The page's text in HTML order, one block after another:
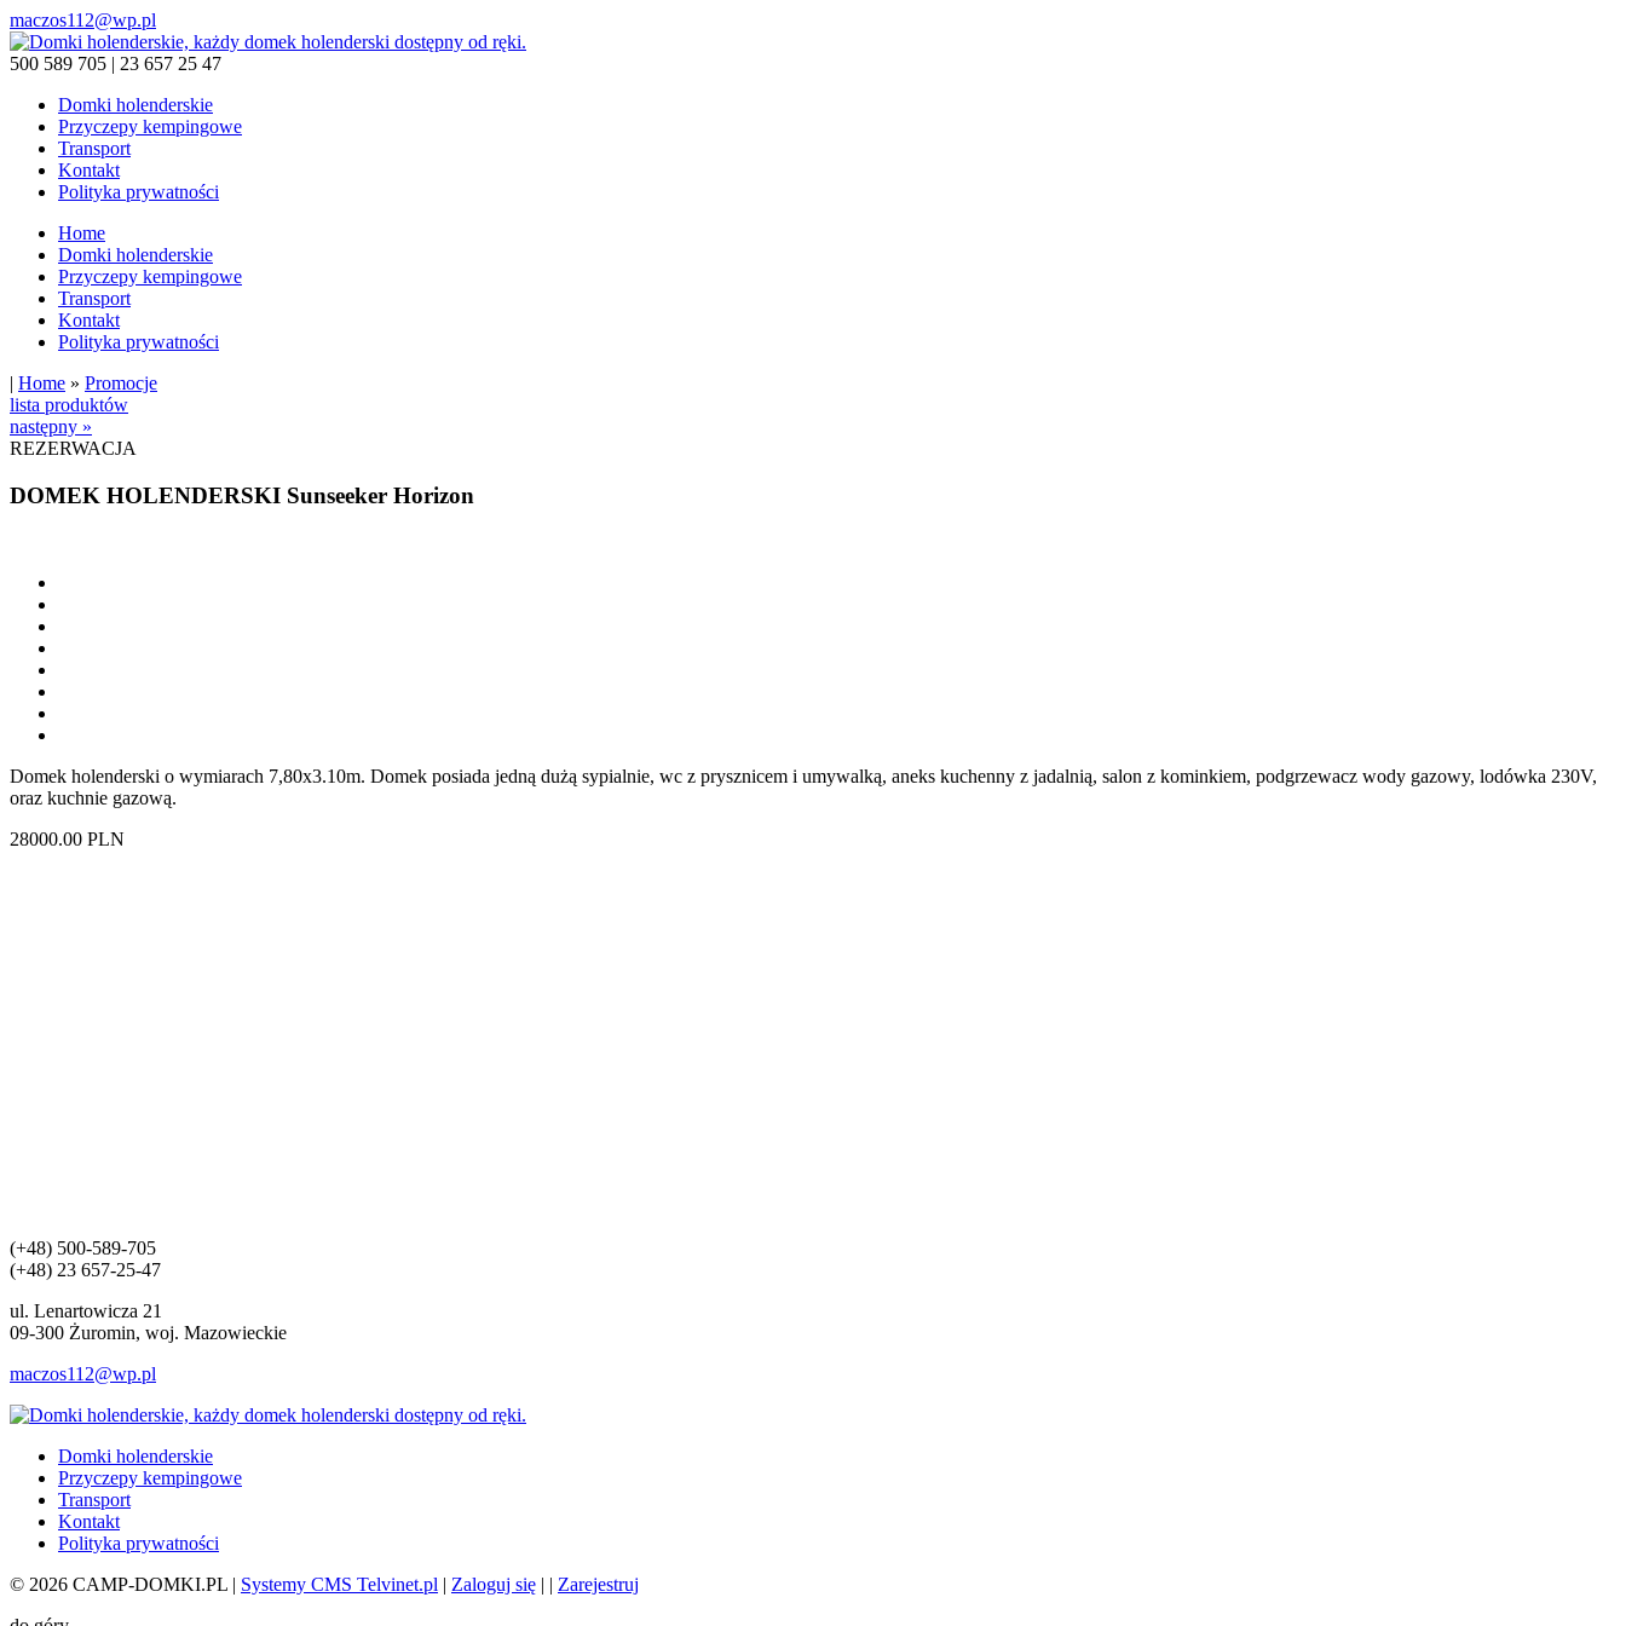
maczos112@wp.pl
500 589 705 | 23 657 25 47
Domki holenderskie
Przyczepy kempingowe
Transport
Kontakt
Polityka prywatności
Home
Domki holenderskie
Przyczepy kempingowe
Transport
Kontakt
Polityka prywatności
| Home » Promocje
lista produktów
następny »
REZERWACJA
DOMEK HOLENDERSKI Sunseeker Horizon
Domek holenderski o wymiarach 7,80x3.10m. Domek posiada jedną dużą sypialnie, wc z prysznicem i umywalką, aneks kuchenny z jadalnią, salon z kominkiem, podgrzewacz wody gazowy, lodówka 230V,
oraz kuchnie gazową.
28000.00 PLN
(+48) 500-589-705
(+48) 23 657-25-47
ul. Lenartowicza 21
09-300 Żuromin, woj. Mazowieckie
maczos112@wp.pl
Domki holenderskie
Przyczepy kempingowe
Transport
Kontakt
Polityka prywatności
© 2026 CAMP-DOMKI.PL | Systemy CMS Telvinet.pl | Zaloguj się | | Zarejestruj